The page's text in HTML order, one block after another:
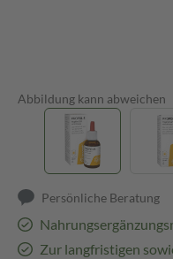
Abbildung kann abweichen
Persönliche Beratung
Zur langfristigen